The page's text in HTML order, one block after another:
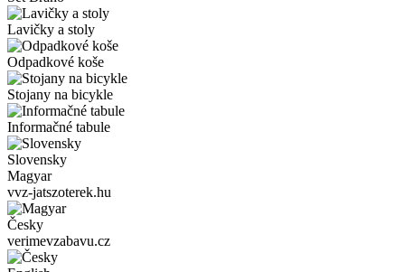
Lavičky a stoly
Odpadkové koše
Stojany na bicykle
Informačné tabule
Slovensky
Magyar
vvz-jatszoterek.hu
Česky
verimevzabavu.cz